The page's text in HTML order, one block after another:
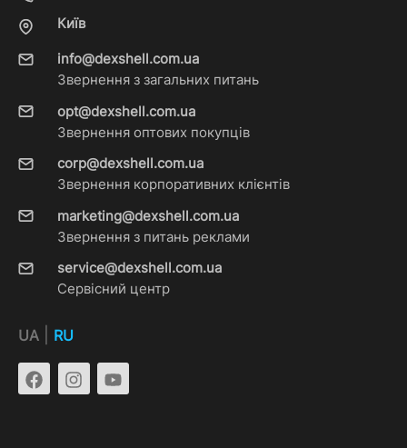
Київ
info@dexshell.com.ua
Звернення з загальних питань
opt@dexshell.com.ua
Звернення оптових покупців
corp@dexshell.com.ua
Звернення корпоративних клієнтів
marketing@dexshell.com.ua
Звернення з питань реклами
service@dexshell.com.ua
Сервісний центр
UA RU